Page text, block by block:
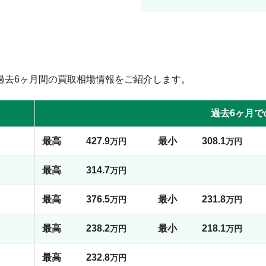
6ヶ月間の買取相場情報をご紹介します。
過去6ヶ月
最高 427.9万円 最小 308.1万円
最高 314.7万円
最高 376.5万円 最小 231.8万円
最高 238.2万円 最小 218.1万円
最高 232.8万円